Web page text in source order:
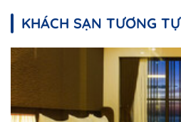
KHÁCH SẠN TƯƠNG TỰ